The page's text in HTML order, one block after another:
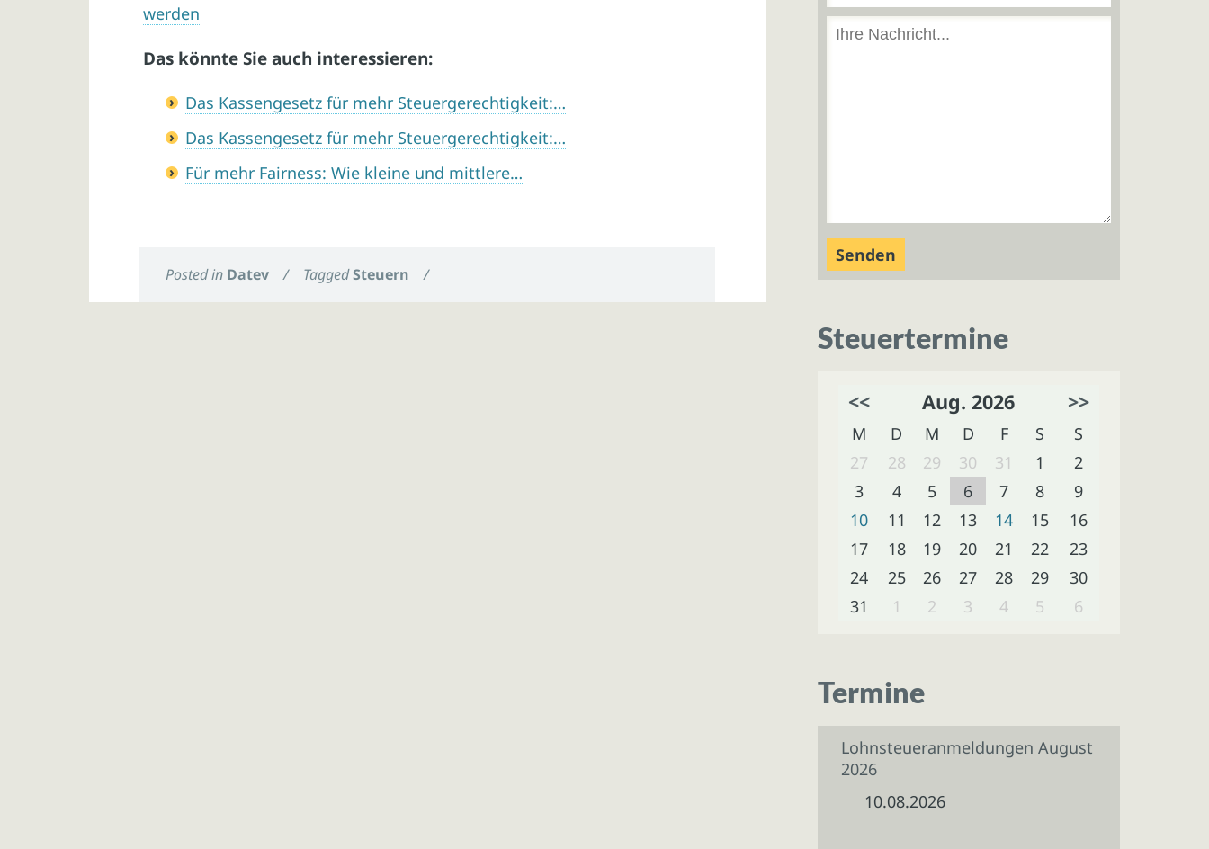
werden
Das könnte Sie auch interessieren:
Das Kassengesetz für mehr Steuergerechtigkeit:…
Das Kassengesetz für mehr Steuergerechtigkeit:…
Für mehr Fairness: Wie kleine und mittlere…
Posted in Datev / TaggedSteuern /
Steuertermine
<< Aug. 2026 >>
M D M D F S
S
27
28 29 30 31 1
2
3
4 5 6 7 8
9
10
11 12 13 14 15
16
17
18 19 20 21 22
23
24
25 26 27 28 29
30
31
1 2 3 4 5 6
Termine
Lohnsteueranmeldungen August
2026
10.08.2026